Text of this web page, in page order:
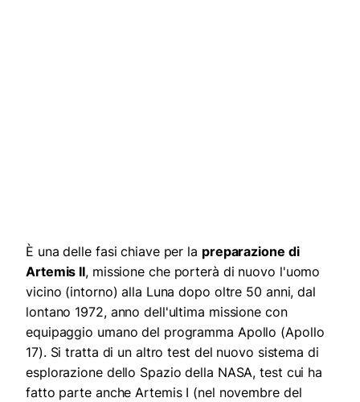
È una delle fasi chiave per la preparazione di
Artemis II, missione che porterà di nuovo l'uomo
vicino (intorno) alla Luna dopo oltre 50 anni, dal
lontano 1972, anno dell'ultima missione con
equipaggio umano del programma Apollo (Apollo
17). Si tratta di un altro test del nuovo sistema di
esplorazione dello Spazio della NASA, test cui ha
fatto parte anche Artemis I (nel novembre del